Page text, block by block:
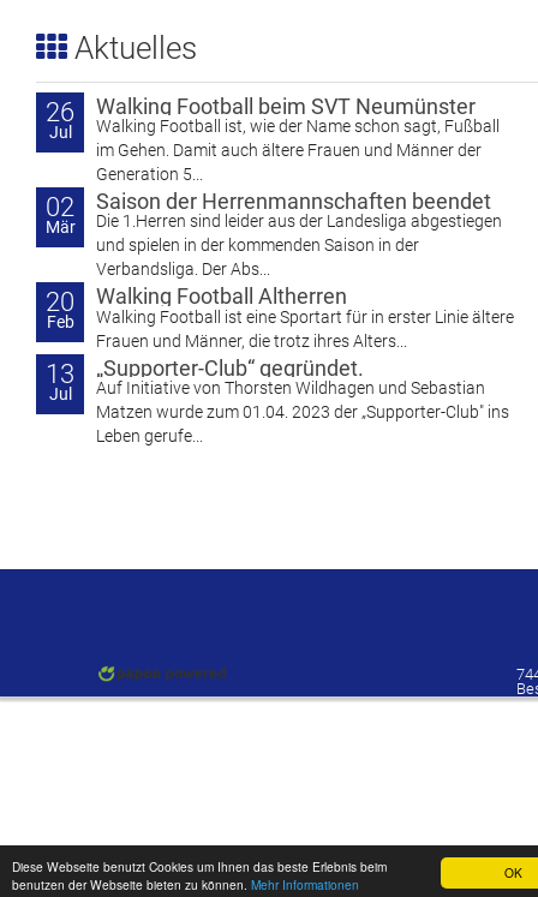
OK
Diese Webseite benutzt Cookies um Ihnen das beste Erlebnis beim
benutzen der Webseite bieten zu können. Mehr Informationen
Aktuelles
26
Jul
Walking Football beim SVT Neumünster
Walking Football ist, wie der Name schon sagt, Fußball
im Gehen. Damit auch ältere Frauen und Männer der
Generation 5...
02
Mär
Saison der Herrenmannschaften beendet
Die 1.Herren sind leider aus der Landesliga abgestiegen
und spielen in der kommenden Saison in der
Verbandsliga. Der Abs...
20
Feb
Walking Football Altherren
Walking Football ist eine Sportart für in erster Linie ältere
Frauen und Männer, die trotz ihres Alters...
13
Jul
„Supporter-Club“ gegründet.
Auf Initiative von Thorsten Wildhagen und Sebastian
Matzen wurde zum 01.04. 2023 der „Supporter-Club" ins
Leben gerufe...